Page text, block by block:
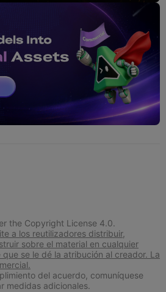
the Copyright License 4.0.
a los reutilizadores distribuir,
sobre el material en cualquier
se le dé la atribución al creador. La
del acuerdo, comuníquese
medidas adicionales.